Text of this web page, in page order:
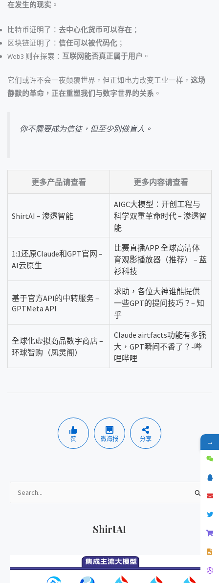
在发生的现实 。
比特币证明了： 去中心化货币可以存在 ；
区块链证明了： 信任可以被代码化 ；
Web3 则在探索： 互联网能否真正属于用户 。
它们或许不会一夜颠覆世界，但正如电力改变工业一样， 这场
静默的革命，正在重塑我们与数字世界的关系 。
你不需要成为信徒，但至少别做盲人。
更多产品请查看 更多内容请查看
ShirtAI – 渗透智能
AIGC大模型：开创工程与
科学双重革命时代 – 渗透智
能
1:1还原Claude和GPT官网 –
AI云原生
比赛直播APP 全球高清体
育观影播放器（推荐） – 蓝
衫科技
基于官方API的中转服务 –
GPTMeta API
求助，各位大神谁能提供
一些GPT的提问技巧？– 知
乎
全球化虚拟商品数字商店 –
环球智购（凤灵阁）
Claude airtfacts功能有多强
大，GPT瞬间不香了？-哔
哩哔哩
赞 微海报 分享
ShirtAI
→